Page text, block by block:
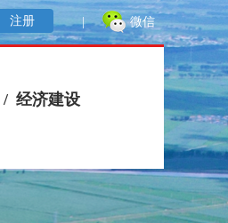
微信
|
注册
/ 经济建设